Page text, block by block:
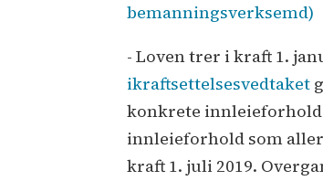
bemanningsverksemd)
- Loven trer i kraft 1.
ikraftsettelsesvedtaket
konkrete innleieforhold
innleieforhold som
kraft 1. juli 2019.